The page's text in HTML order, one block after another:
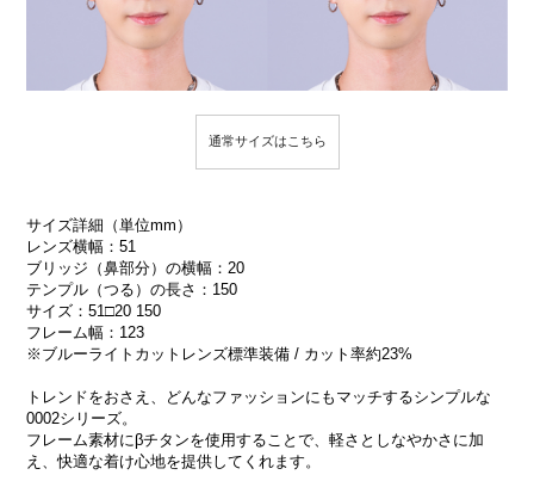
通常サイズはこちら
サイズ詳細（単位mm）
レンズ横幅：51
ブリッジ（鼻部分）の横幅：20
テンプル（つる）の長さ：150
サイズ：51□20 150
フレーム幅：123
※ブルーライトカットレンズ標準装備 / カット率約23%
トレンドをおさえ、どんなファッションにもマッチするシンプルな
0002シリーズ。
フレーム素材にβチタンを使用することで、軽さとしなやかさに加
え、快適な着け心地を提供してくれます。